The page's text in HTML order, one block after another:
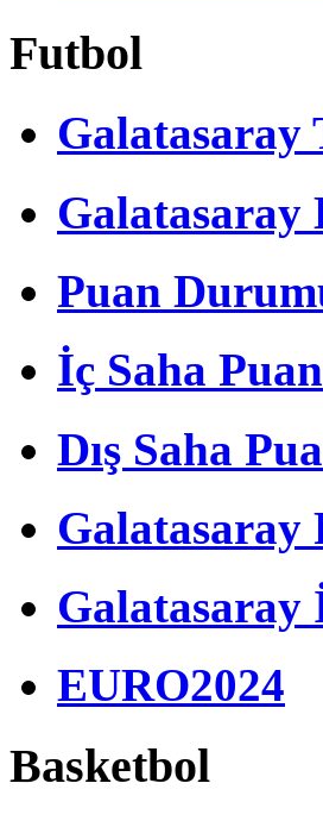
Futbol
Galatasaray
Galatasaray
Puan
İç Saha
Dış Saha
Galatasaray
EURO2024
Basketbol